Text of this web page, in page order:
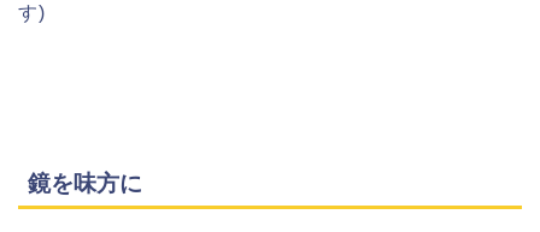
す)
鏡を味方に